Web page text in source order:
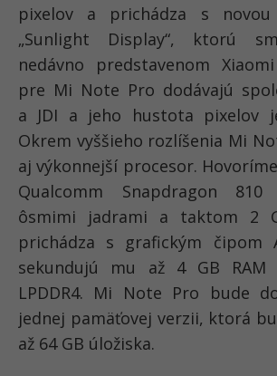
pixelov a prichádza s novou
„Sunlight Display“, ktorú
nedávno predstavenom
pre Mi Note Pro dodávajú
a JDI a jeho hustota pixelov
Okrem vyššieho rozlíšenia Mi
aj výkonnejší procesor.
Qualcomm Snapdragon
ôsmimi jadrami a taktom 2
prichádza s grafickým čipom
sekundujú mu až 4 GB RAM
LPDDR4. Mi Note Pro bude
jednej pamäťovej verzii, ktorá
až 64 GB úložiska.